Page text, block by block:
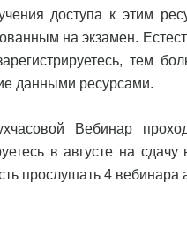
доступа к этим
на экзамен.
тем
данными ресурсами.
Вебинар
в августе на сдачу
прослушать 4 вебинара